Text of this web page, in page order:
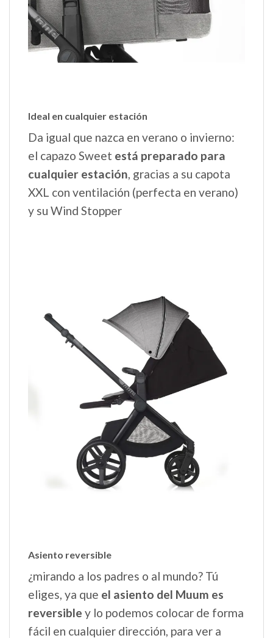
Ideal en cualquier estación
Da igual que nazca en verano o invierno:
el capazo Sweet está preparado para
cualquier estación, gracias a su capota
XXL con ventilación (perfecta en verano)
y su Wind Stopper
Asiento reversible
¿mirando a los padres o al mundo? Tú
eliges, ya que el asiento del Muum es
reversible y lo podemos colocar de forma
fácil en cualquier dirección, para ver a